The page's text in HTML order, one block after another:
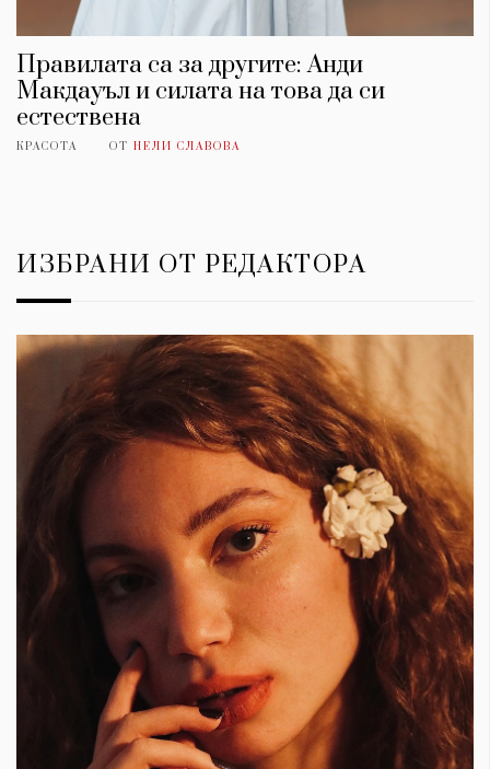
Правилата са за другите: Анди
Макдауъл и силата на това да си
естествена
КРАСОТА ОТ НЕЛИ СЛАВОВА
ИЗБРАНИ ОТ РЕДАКТОРА